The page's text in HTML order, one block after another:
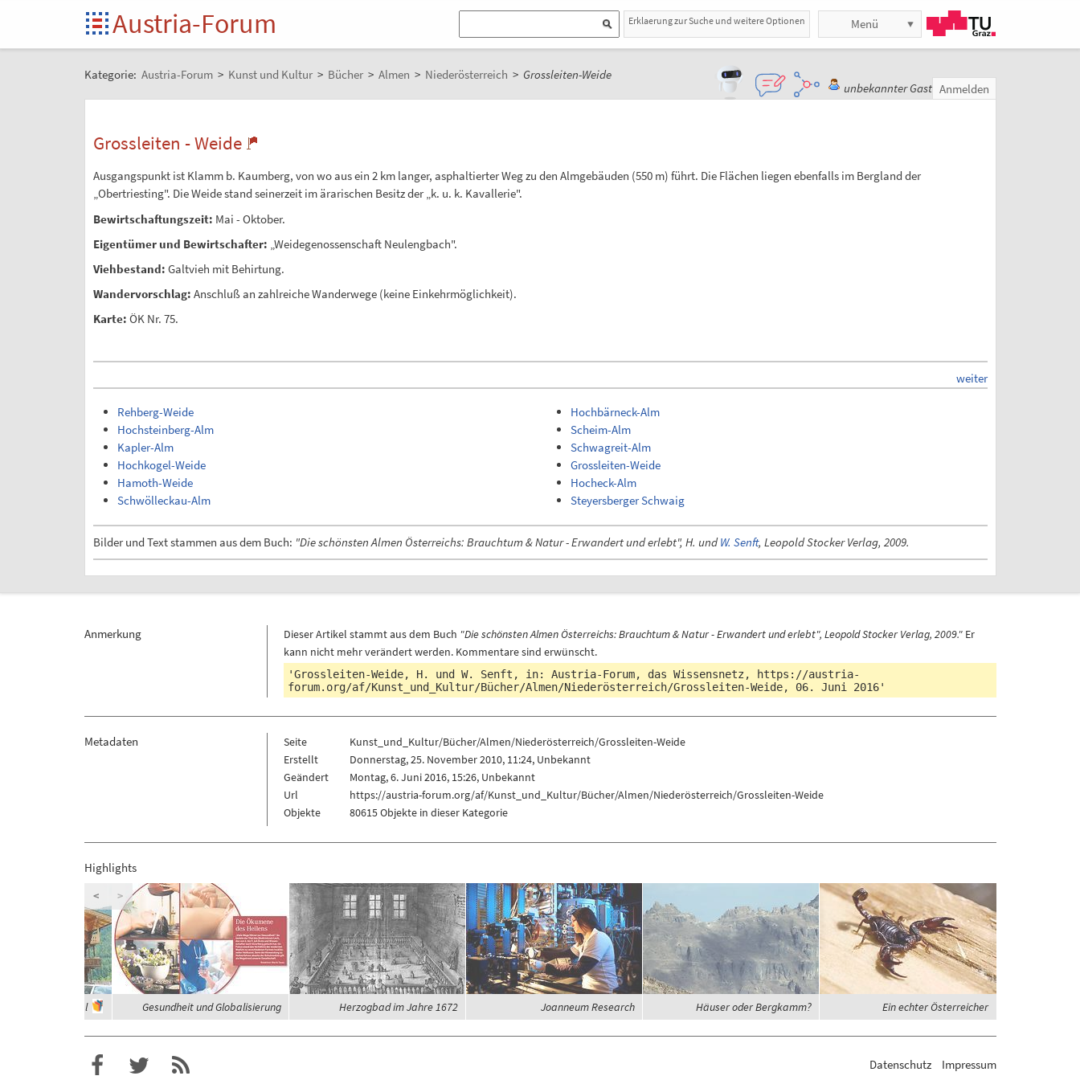
Austria-Forum Erklaerung zur Suche und weitere Optionen Menü
Kategorie: Austria-Forum > Kunst und Kultur > Bücher > Almen > Niederösterreich > Grossleiten-Weide
unbekannter Gast Anmelden
Grossleiten - Weide
Ausgangspunkt ist Klamm b. Kaumberg, von wo aus ein 2 km langer, asphaltierter Weg zu den Almgebäuden (550 m) führt. Die Flächen liegen ebenfalls im Bergland der
„Obertriesting". Die Weide stand seinerzeit im ärarischen Besitz der „k. u. k. Kavallerie".
Bewirtschaftungszeit: Mai - Oktober.
Eigentümer und Bewirtschafter: „Weidegenossenschaft Neulengbach".
Viehbestand: Galtvieh mit Behirtung.
Wandervorschlag: Anschluß an zahlreiche Wanderwege (keine Einkehrmöglichkeit).
Karte: ÖK Nr. 75.
weiter
Rehberg-Weide
Hochsteinberg-Alm
Kapler-Alm
Hochkogel-Weide
Hamoth-Weide
Schwölleckau-Alm
Hochbärneck-Alm
Scheim-Alm
Schwagreit-Alm
Grossleiten-Weide
Hocheck-Alm
Steyersberger Schwaig
Bilder und Text stammen aus dem Buch: "Die schönsten Almen Österreichs: Brauchtum & Natur - Erwandert und erlebt", H. undW. Senft, Leopold Stocker Verlag, 2009.
Anmerkung Dieser Artikel stammt aus dem Buch "Die schönsten Almen Österreichs: Brauchtum & Natur - Erwandert und erlebt", Leopold Stocker Verlag, 2009."Er
kann nicht mehr verändert werden. Kommentare sind erwünscht.
'Grossleiten-Weide, H. und W. Senft, in: Austria-Forum, das Wissensnetz,
https://austria-
forum.org/af/Kunst_und_Kultur/Bücher/Almen/Niederösterreich/Grossleiten-Weide, 06. Juni 2016'
Metadaten Seite
Kunst_und_Kultur/Bücher/Almen/Niederösterreich/Grossleiten-Weide
Erstellt
Donnerstag, 25. November 2010, 11:24, Unbekannt
Geändert
Montag, 6. Juni 2016, 15:26, Unbekannt
Url
https://austria-forum.org/af/Kunst_und_Kultur/Bücher/Almen/Niederösterreich/Grossleiten-Weide
Objekte
80615 Objekte in dieser Kategorie
Highlights
im Zillertal Gesundheit und Globalisierung Herzogbad im Jahre 1672 Joanneum Research Häuser oder Bergkamm? Ein echter Österreicher
< >
Datenschutz Impressum